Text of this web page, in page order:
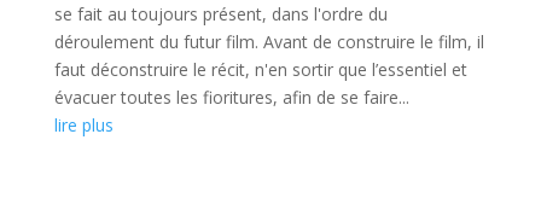
se fait au toujours présent, dans l'ordre du
déroulement du futur film. Avant de construire le film, il
faut déconstruire le récit, n'en sortir que l’essentiel et
évacuer toutes les fioritures, afin de se faire...
lire plus